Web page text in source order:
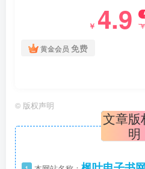
￥ 4.9
黄金会员 免费
© 版权声明
文章版
明